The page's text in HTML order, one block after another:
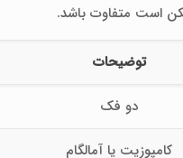
است متفاوت باشد.
توضیحات
دو فک
کامپوزیت یا آمالگام